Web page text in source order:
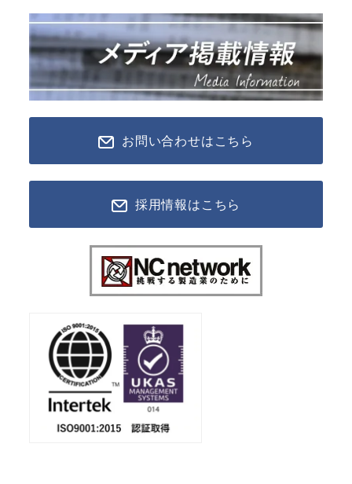
お問い合わせはこちら
採用情報はこちら